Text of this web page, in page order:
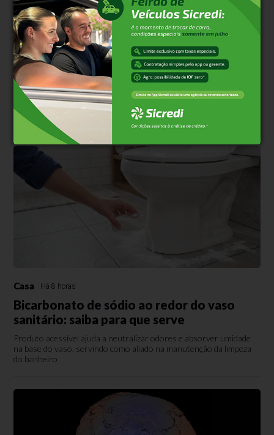
Fernando Há 4 semanas Bento
A cidade irá empobrecer de forma drástica! Baixos
salários, maior demanda por serviços publicos,
hospitals, crèche, escolas etc e esta conta ja não
fecha e será pior! A cidade que foi referência, ja era!
E será cada vez pior, o que ja é perceptiível quando
se circula pela cidade.
Casa Há 8 horas
Bicarbonato de sódio ao redor do vaso
sanitário: saiba para que serve
Produto acessível ajuda a neutralizar odores e absorver umidade
na base do vaso, servindo como aliado na manutenção da limpeza
do banheiro